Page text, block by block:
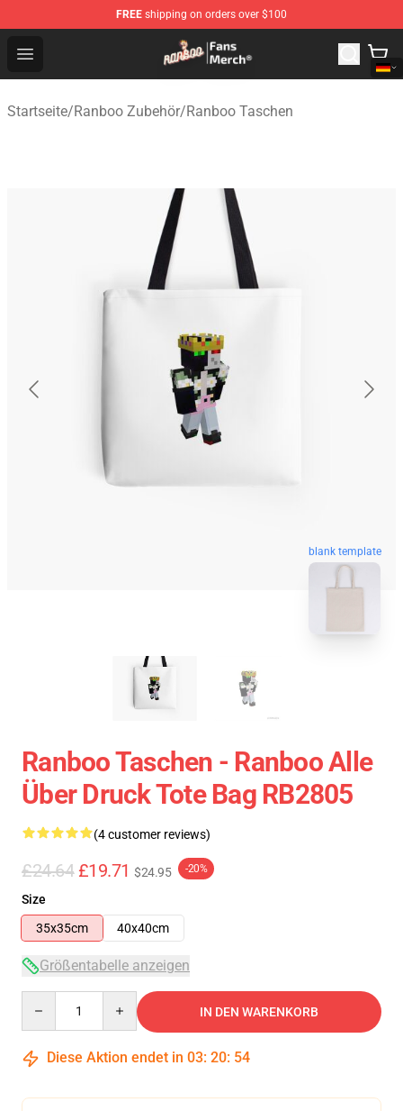
FREE shipping on orders over $100
Open menu
Ranboo Store - Official Ranboo Merchandise Shop
Startseite/Ranboo Zubehör/Ranboo Taschen
blank template
Ranboo Taschen - Ranboo Alle
Über Druck Tote Bag RB2805
(4 customer reviews)
£24.64 £19.71 $24.95 -20%
Size
35x35cm
40x40cm
Größentabelle anzeigen
IN DEN WARENKORB
Diese Aktion endet in 03: 20: 54